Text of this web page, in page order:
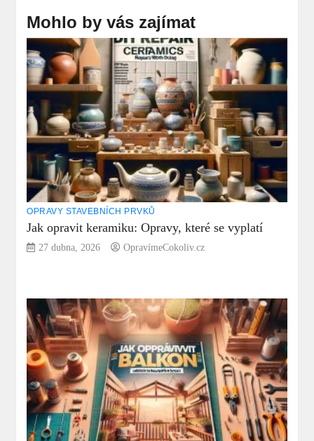
Mohlo by vás zajímat
OPRAVY STAVEBNÍCH PRVKŮ
Jak opravit keramiku: Opravy, které se vyplatí
27 dubna, 2026 OpravímeCokoliv.cz